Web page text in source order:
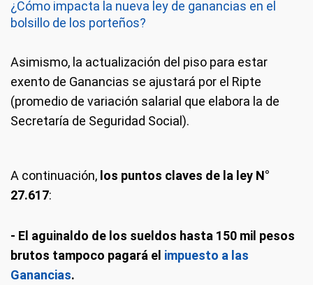
¿Cómo impacta la nueva ley de ganancias en el
bolsillo de los porteños?
Asimismo, la actualización del piso para estar
exento de Ganancias se ajustará por el Ripte
(promedio de variación salarial que elabora la de
Secretaría de Seguridad Social).
A continuación, los puntos claves de la ley N°
27.617:
- El aguinaldo de los sueldos hasta 150 mil pesos
brutos tampoco pagará el impuesto a las
Ganancias.